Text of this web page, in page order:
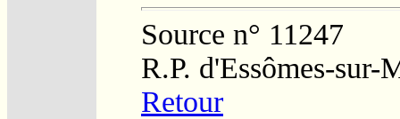
Source n° 11247
R.P. d'Essômes-sur-
Retour